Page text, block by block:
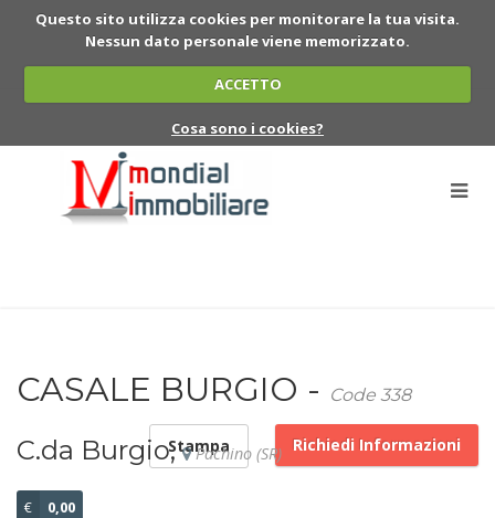
Questo sito utilizza cookies per monitorare la tua visita.
Nessun dato personale viene memorizzato.
ACCETTO
Cosa sono i cookies?
CASALE BURGIO - Code 338
C.da Burgio, Pachino (SR)
€ 0,00
Stampa Richiedi Informazioni